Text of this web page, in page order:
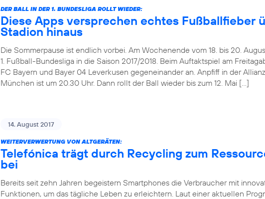
DER BALL IN DER 1. BUNDESLIGA ROLLT WIEDER:
Diese Apps versprechen echtes Fußballfieber
Stadion hinaus
Die Sommerpause ist endlich vorbei. Am Wochenende vom 18. bis 20.
1. Fußball-Bundesliga in die Saison 2017/2018. Beim Auftaktspiel am
FC Bayern und Bayer 04 Leverkusen gegeneinander an. Anpfiff in der
München ist um 20.30 Uhr. Dann rollt der Ball wieder bis zum 12. Mai […]
14. August 2017
WEITERVERWERTUNG VON ALTGERÄTEN:
Telefónica trägt durch Recycling zum
bei
Bereits seit zehn Jahren begeistern Smartphones die Verbraucher mit
Funktionen, um das tägliche Leben zu erleichtern. Laut einer aktuellen